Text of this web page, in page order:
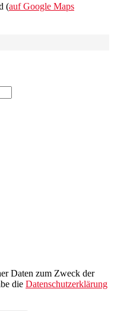
(auf Google Maps
Daten zum Zweck der
die Datenschutzerklärung